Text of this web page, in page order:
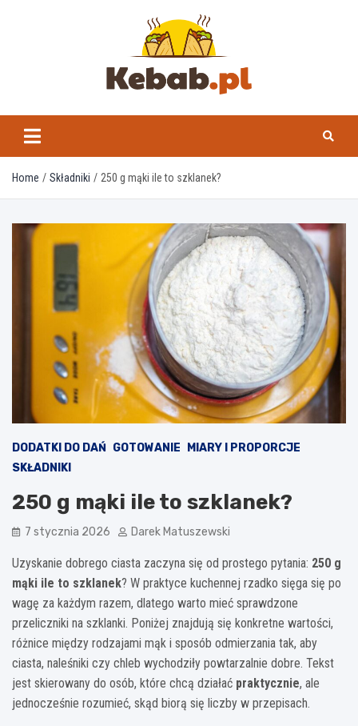
kebab.pl
Home Składniki 250 g mąki ile to szklanek?
DODATKI DO DAŃ GOTOWANIE
MIARY I PROPORCJE
SKŁADNIKI
250 g mąki ile to szklanek?
7 stycznia 2026 Darek Matuszewski
Uzyskanie dobrego ciasta zaczyna się od prostego pytania: 250 g
mąki ile to szklanek? W praktyce kuchennej rzadko sięga się po
wagę za każdym razem, dlatego warto mieć sprawdzone
przeliczniki na szklanki. Poniżej znajdują się konkretne wartości,
różnice między rodzajami mąk i sposób odmierzania tak, aby
ciasta, naleśniki czy chleb wychodziły powtarzalnie dobre. Tekst
jest skierowany do osób, które chcą działać praktycznie, ale
jednocześnie rozumieć, skąd biorą się liczby w przepisach.